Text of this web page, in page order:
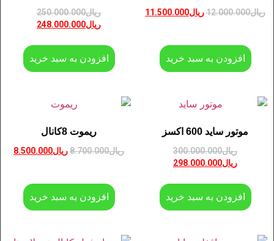
ریال12.000.000ریال11.500.000
افزودن به سبد خرید
ریال250.000.000
ریال248.000.000
افزودن به سبد خرید
موتور ساید 600 اکسز
ریال300.000.000
ریال298.000.000
افزودن به سبد خرید
ریموت 8کانال
ریال8.700.000ریال8.500.000
افزودن به سبد خرید